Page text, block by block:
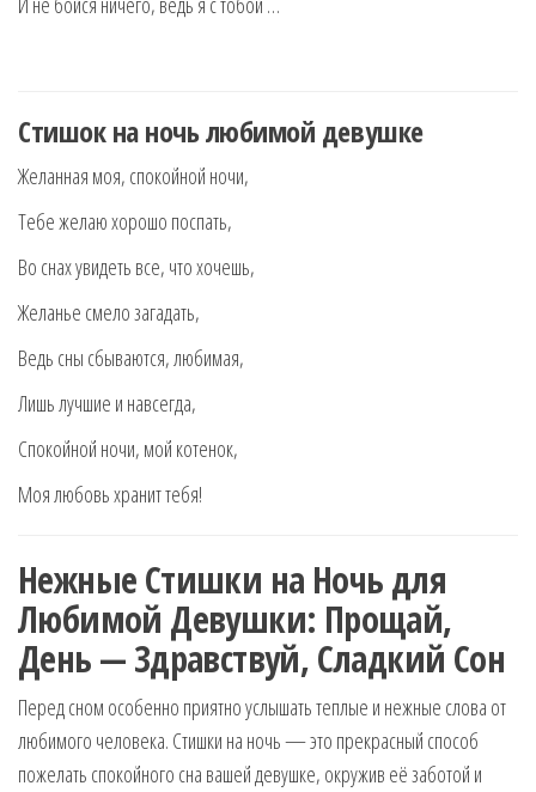
Стишок на ночь любимой девушке
Желанная моя, спокойной ночи,
Тебе желаю хорошо поспать,
Во снах увидеть все, что хочешь,
Желанье смело загадать,
Ведь сны сбываются, любимая,
Лишь лучшие и навсегда,
Спокойной ночи, мой котенок,
Моя любовь хранит тебя!
Нежные Стишки на Ночь для
Любимой Девушки: Прощай,
День — Здравствуй, Сладкий Сон
Перед сном особенно приятно услышать теплые и нежные слова от
любимого человека. Стишки на ночь — это прекрасный способ
пожелать спокойного сна вашей девушке, окружив её заботой и